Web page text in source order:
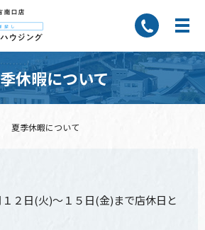
休暇について
夏季休暇について
２日(火)～１５日(金)まで店休日と